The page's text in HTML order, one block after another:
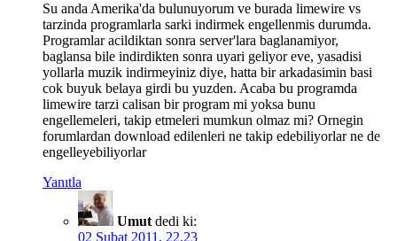
Su anda Amerika'da bulunuyorum ve burada limewire vs
tarzinda programlarla sarki indirmek engellenmis durumda.
Programlar acildiktan sonra server'lara baglanamiyor,
baglansa bile indirdikten sonra uyari geliyor eve, yasadisi
yollarla muzik indirmeyiniz diye, hatta bir arkadasimin basi
cok buyuk belaya girdi bu yuzden. Acaba bu programda
limewire tarzi calisan bir program mi yoksa bunu
engellemeleri, takip etmeleri mumkun olmaz mi? Ornegin
forumlardan download edilenleri ne takip edebiliyorlar ne de
engelleyebiliyorlar
Yanıtla
Umut dedi ki:
02 Şubat 2011, 22.23